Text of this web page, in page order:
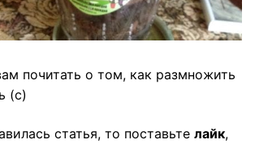
почитать о том, как размножить
(с)
статья, то поставьте лайк,